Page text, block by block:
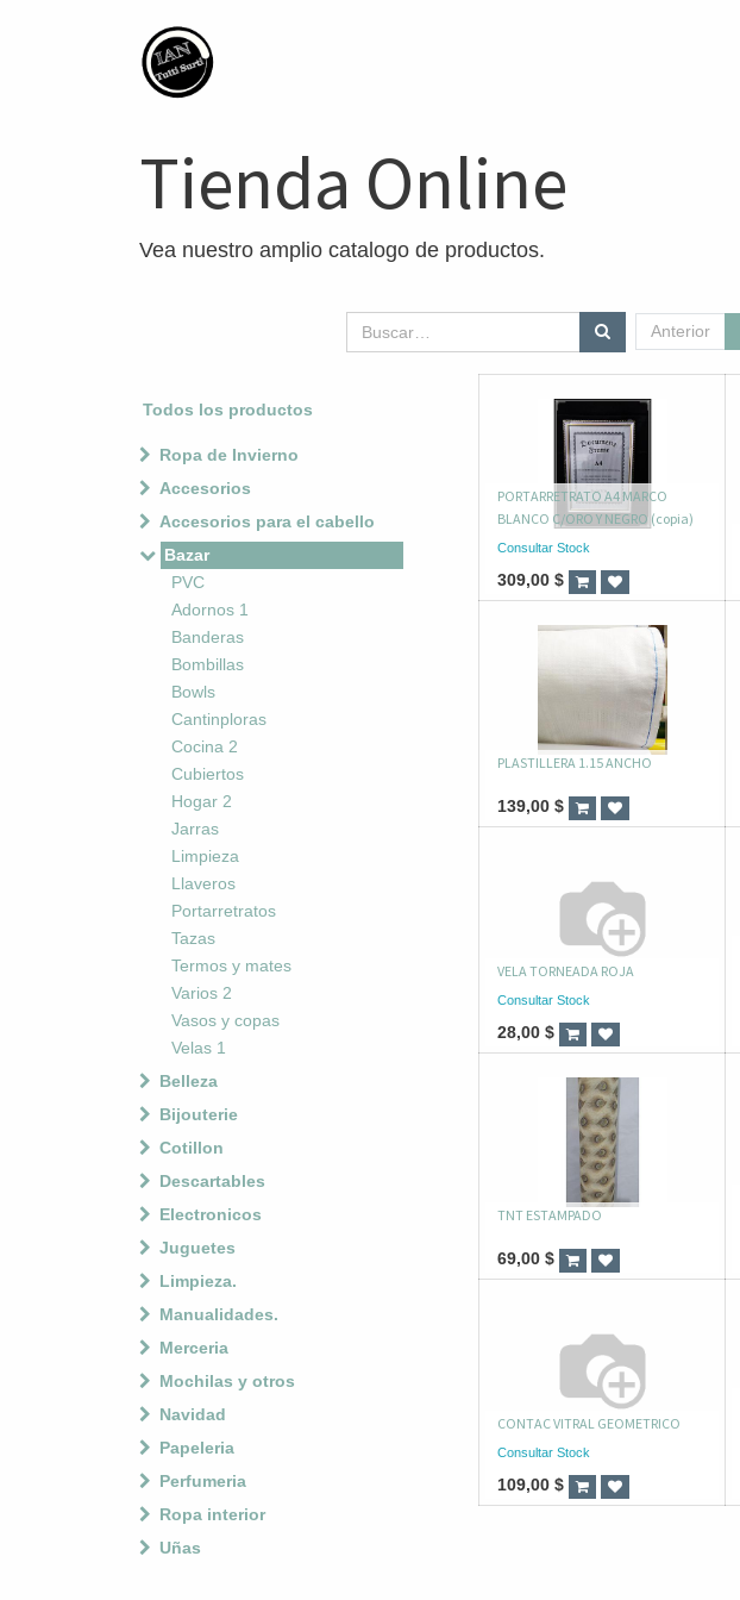
Tienda Online
Vea nuestro amplio catalogo de productos.
Anterior
Todos los productos
Ropa de Invierno
Accesorios
Accesorios para el cabello
Bazar
PVC
Adornos 1
Banderas
Bombillas
Bowls
Cantinploras
Cocina 2
Cubiertos
Hogar 2
Jarras
Limpieza
Llaveros
Portarretratos
Tazas
Termos y mates
Varios 2
Vasos y copas
Velas 1
Belleza
Bijouterie
Cotillon
Descartables
Electronicos
Juguetes
Limpieza.
Manualidades.
Merceria
Mochilas y otros
Navidad
Papeleria
Perfumeria
Ropa interior
Uñas
PORTARRETRATO A4 MARCO
BLANCO C/ORO Y NEGRO (copia)
Consultar Stock
309,00 $
PLASTILLERA 1.15 ANCHO
139,00 $
VELA TORNEADA ROJA
Consultar Stock
28,00 $
TNT ESTAMPADO
69,00 $
CONTAC VITRAL GEOMETRICO
Consultar Stock
109,00 $